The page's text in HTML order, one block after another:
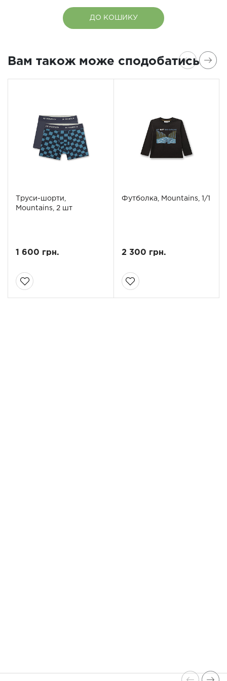
ДО КОШИКУ
Вам також може сподобатись
Труси-шорти,
Mountains, 2 шт
1 600 грн.
Футболка, Mountains, 1/1
2 300 грн.